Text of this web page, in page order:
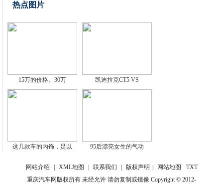
热点图片
15万的价格、30万 凯迪拉克CT5 VS
这几款车的内饰，足以 95后漂亮女生的气动
网站介绍 XML地图 联系我们 版权声明 网站地图
TXT
重庆汽车网版权所有 未经允许 请勿复制或镜像 Copyright © 2012-